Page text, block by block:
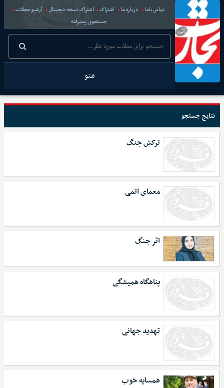
تماس باما درباره ما اشتراک اشتراک نسخه دیجیتال
آرشیو مجلات
جستجوی پیشرفته
منو
نتایج جستجو
ترکش جنگ
معمای اتمی
اثر جنگ
پناهگاه همیشگی
تهدید جهانی
همسایه خوب